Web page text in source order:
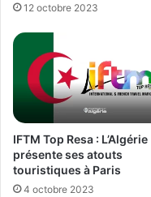
12 octobre 2023
IFTM Top Resa : L’Algérie
présente ses atouts
touristiques à Paris
4 octobre 2023